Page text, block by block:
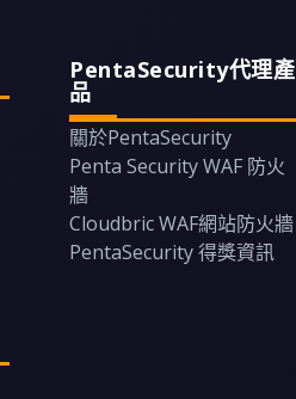
PentaSecurity代理產
品
關於PentaSecurity
Penta Security WAF 防火
牆
Cloudbric WAF網站防火牆
PentaSecurity 得獎資訊